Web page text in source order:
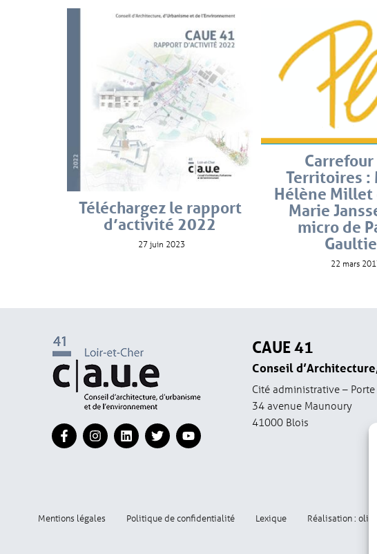
Téléchargez le rapport
d’activité 2022
27 juin 2023
Carrefour
Territoires :
Hélène Millet
Marie
micro de
22 mars
CAUE 41
Conseil
Cité administrative – Porte
34 avenue Maunoury
41000 Blois
Mentions légales Politique de confidentialité Lexique Réalisation :